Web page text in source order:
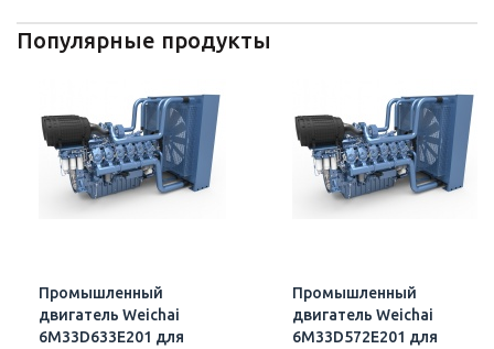
Популярные продукты
Промышленный
двигатель Weichai
6M33D633E201 для
Промышленный
двигатель Weichai
6M33D572E201 для